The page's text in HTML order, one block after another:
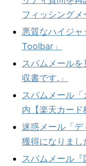
フィッシングメ
悪質なハイジ
Toolbar」
スパムメール
収書です.」
スパムメール
内【楽天カード
迷惑メール「
獲得になりまし
スパムメール